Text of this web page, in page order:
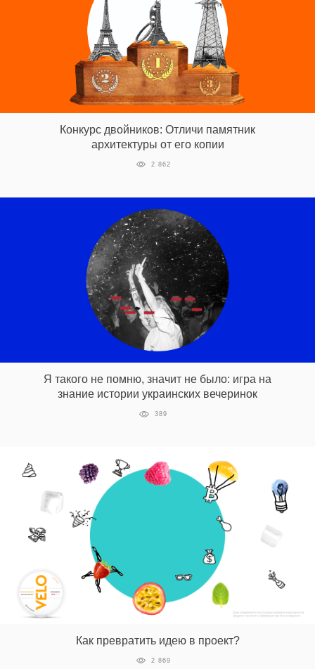
Конкурс двойников: Отличи памятник
архитектуры от его копии
2 862
Я такого не помню, значит не было: игра на
знание истории украинских вечеринок
389
Как превратить идею в проект?
2 869